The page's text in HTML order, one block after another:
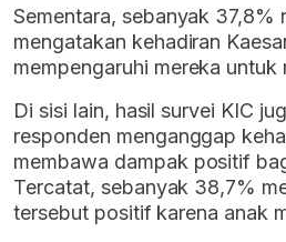
Sementara, sebanyak 37,8%
mengatakan kehadiran
mempengaruhi mereka untuk
Di sisi lain, hasil survei KIC
responden menganggap
membawa dampak positif
Tercatat, sebanyak 38,7%
tersebut positif karena anak